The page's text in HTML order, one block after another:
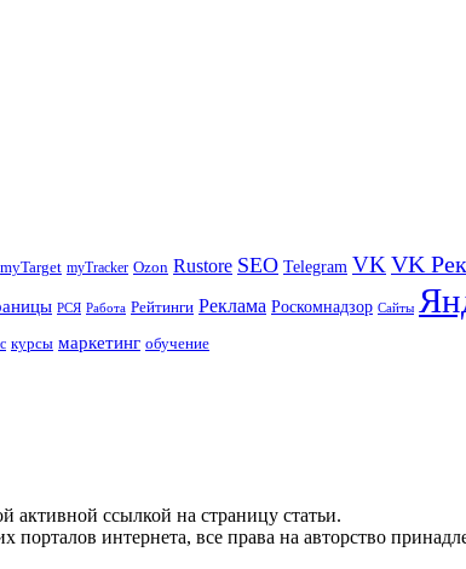
myTarget myTracker Ozon Rustore SEO Telegram VK VK
РСЯ Работа Рейтинги Реклама Роскомнадзор Сайты
курсы маркетинг обучение
активной ссылкой на страницу статьи.
интернета, все права на авторство